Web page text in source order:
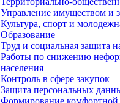
Управление имуществом и
Культура, спорт и
Образование
Труд и социальная защита
Работы по снижению
населения
Контроль в сфере закупок
Защита персональных